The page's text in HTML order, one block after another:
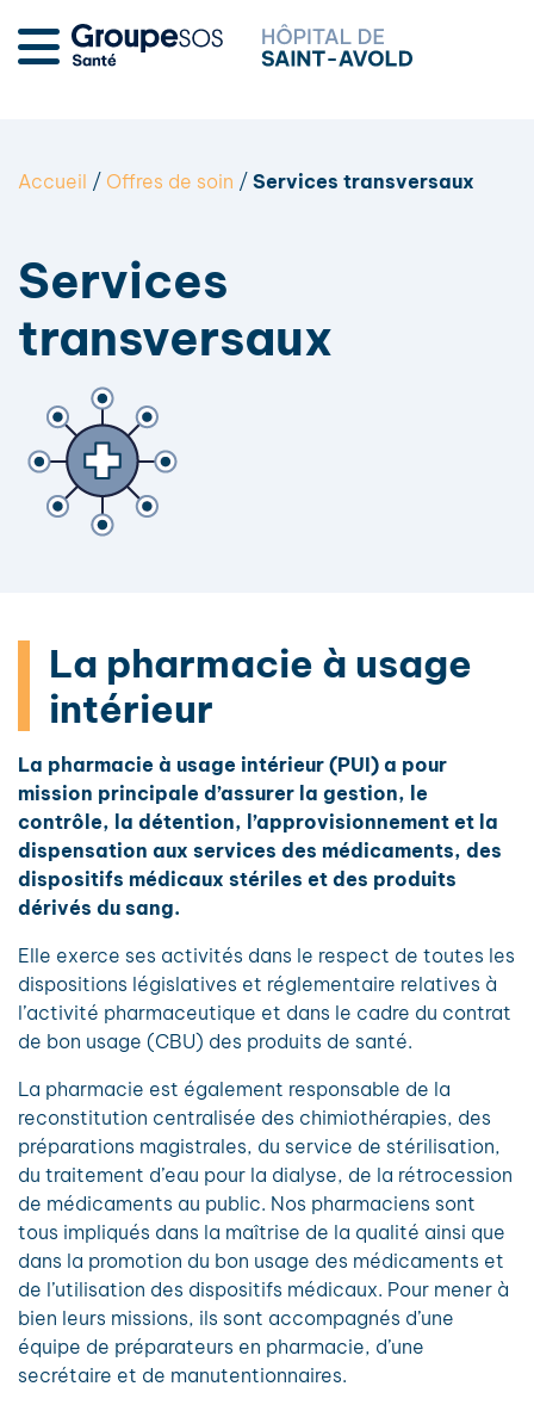
Accueil / Offres de soin / Services transversaux
Services
transversaux
La pharmacie à usage
intérieur
La pharmacie à usage intérieur (PUI) a pour
mission principale d’assurer la gestion, le
contrôle, la détention, l’approvisionnement et la
dispensation aux services des médicaments, des
dispositifs médicaux stériles et des produits
dérivés du sang.
Elle exerce ses activités dans le respect de toutes les
dispositions législatives et réglementaire relatives à
l’activité pharmaceutique et dans le cadre du contrat
de bon usage (CBU) des produits de santé.
La pharmacie est également responsable de la
reconstitution centralisée des chimiothérapies, des
préparations magistrales, du service de stérilisation,
du traitement d’eau pour la dialyse, de la rétrocession
de médicaments au public. Nos pharmaciens sont
tous impliqués dans la maîtrise de la qualité ainsi que
dans la promotion du bon usage des médicaments et
de l’utilisation des dispositifs médicaux. Pour mener à
bien leurs missions, ils sont accompagnés d’une
équipe de préparateurs en pharmacie, d’une
secrétaire et de manutentionnaires.